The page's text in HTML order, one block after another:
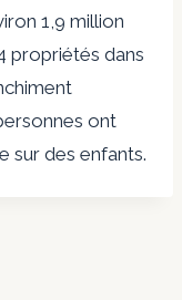
1,9 million
propriétés dans
ont
sur des enfants.